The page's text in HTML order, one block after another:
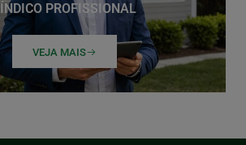
PROFISSIONAL
VEJA MAIS